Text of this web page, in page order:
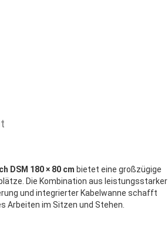
DSM 180 × 80 cm bietet eine großzügige
Die Kombination aus leistungsstarker
und integrierter Kabelwanne schafft
Arbeiten im Sitzen und Stehen.